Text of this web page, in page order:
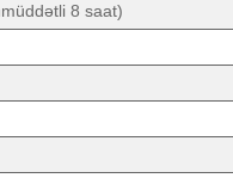
8 saat)